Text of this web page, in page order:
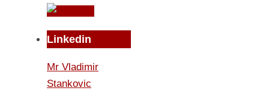
Linkedin
Mr Vladimir
Stankovic